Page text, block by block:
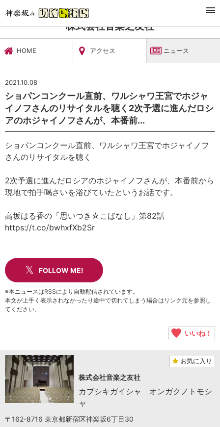
文化施設・ギャラリー
株式会社音楽之友社
HOME アクセス ニュース
2021.10.08
ショパンコンクール直前、ワルシャワ王宮でホジャ
イノフさんのリサイタルを聴く2次予選に進んだロシ
アのホジャイノフさんが、本番前...
ショパンコンクール直前、ワルシャワ王宮でホジャイノフ
さんのリサイタルを聴く
2次予選に進んだロシアのホジャイノフさんが、本番前から
現地で拍手喝さいを浴びていたというお話です。
高坂はる香の「思いつき☆こばなし」第82話
https://t.co/bwhxfXb2Sr
FOLLOW ME!
※本ニュースはRSSにより自動配信されています。
本文が上手く表示されなかったり途中で切れてしまう場合はリンク元を参照し
てください。
いいね！
お気に入り
株式会社音楽之友社
カブシキガイシャ オンガクノトモシ
ャ
〒162-8716 東京都新宿区神楽坂6丁目30